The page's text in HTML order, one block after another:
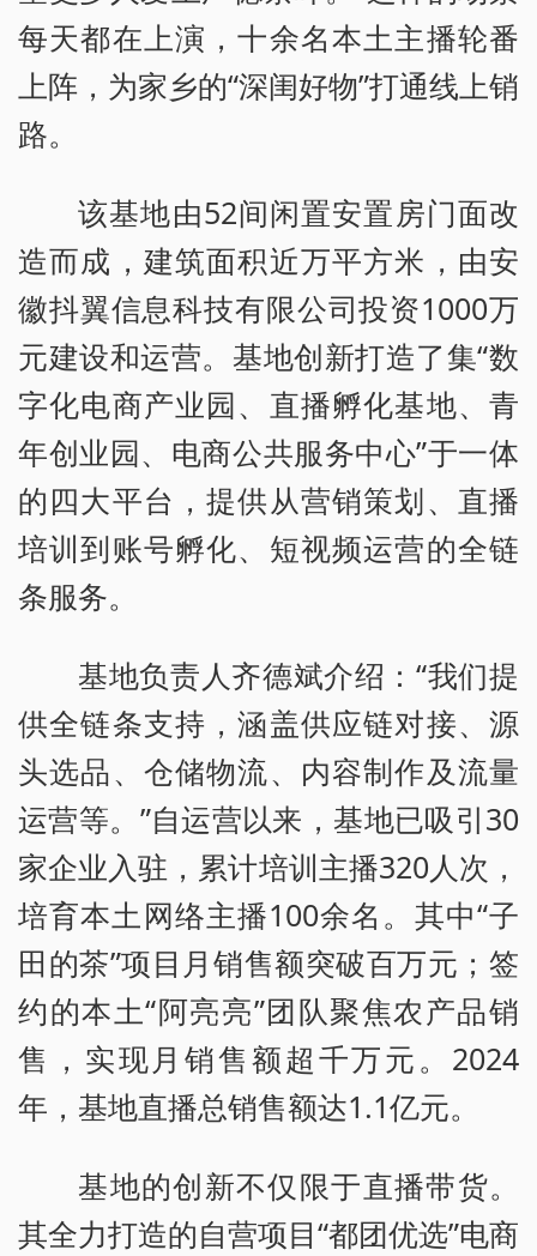
每天都在上演，十余名本土主播轮番
上阵，为家乡的“深闺好物”打通线上销
路。
该基地由52间闲置安置房门面改
造而成，建筑面积近万平方米，由安
徽抖翼信息科技有限公司投资1000万
元建设和运营。基地创新打造了集“数
字化电商产业园、直播孵化基地、青
年创业园、电商公共服务中心”于一体
的四大平台，提供从营销策划、直播
培训到账号孵化、短视频运营的全链
条服务。
基地负责人齐德斌介绍：“我们提
供全链条支持，涵盖供应链对接、源
头选品、仓储物流、内容制作及流量
运营等。”自运营以来，基地已吸引30
家企业入驻，累计培训主播320人次，
培育本土网络主播100余名。其中“子
田的茶”项目月销售额突破百万元；签
约的本土“阿亮亮”团队聚焦农产品销
售，实现月销售额超千万元。2024
年，基地直播总销售额达1.1亿元。
基地的创新不仅限于直播带货。
其全力打造的自营项目“都团优选”电商